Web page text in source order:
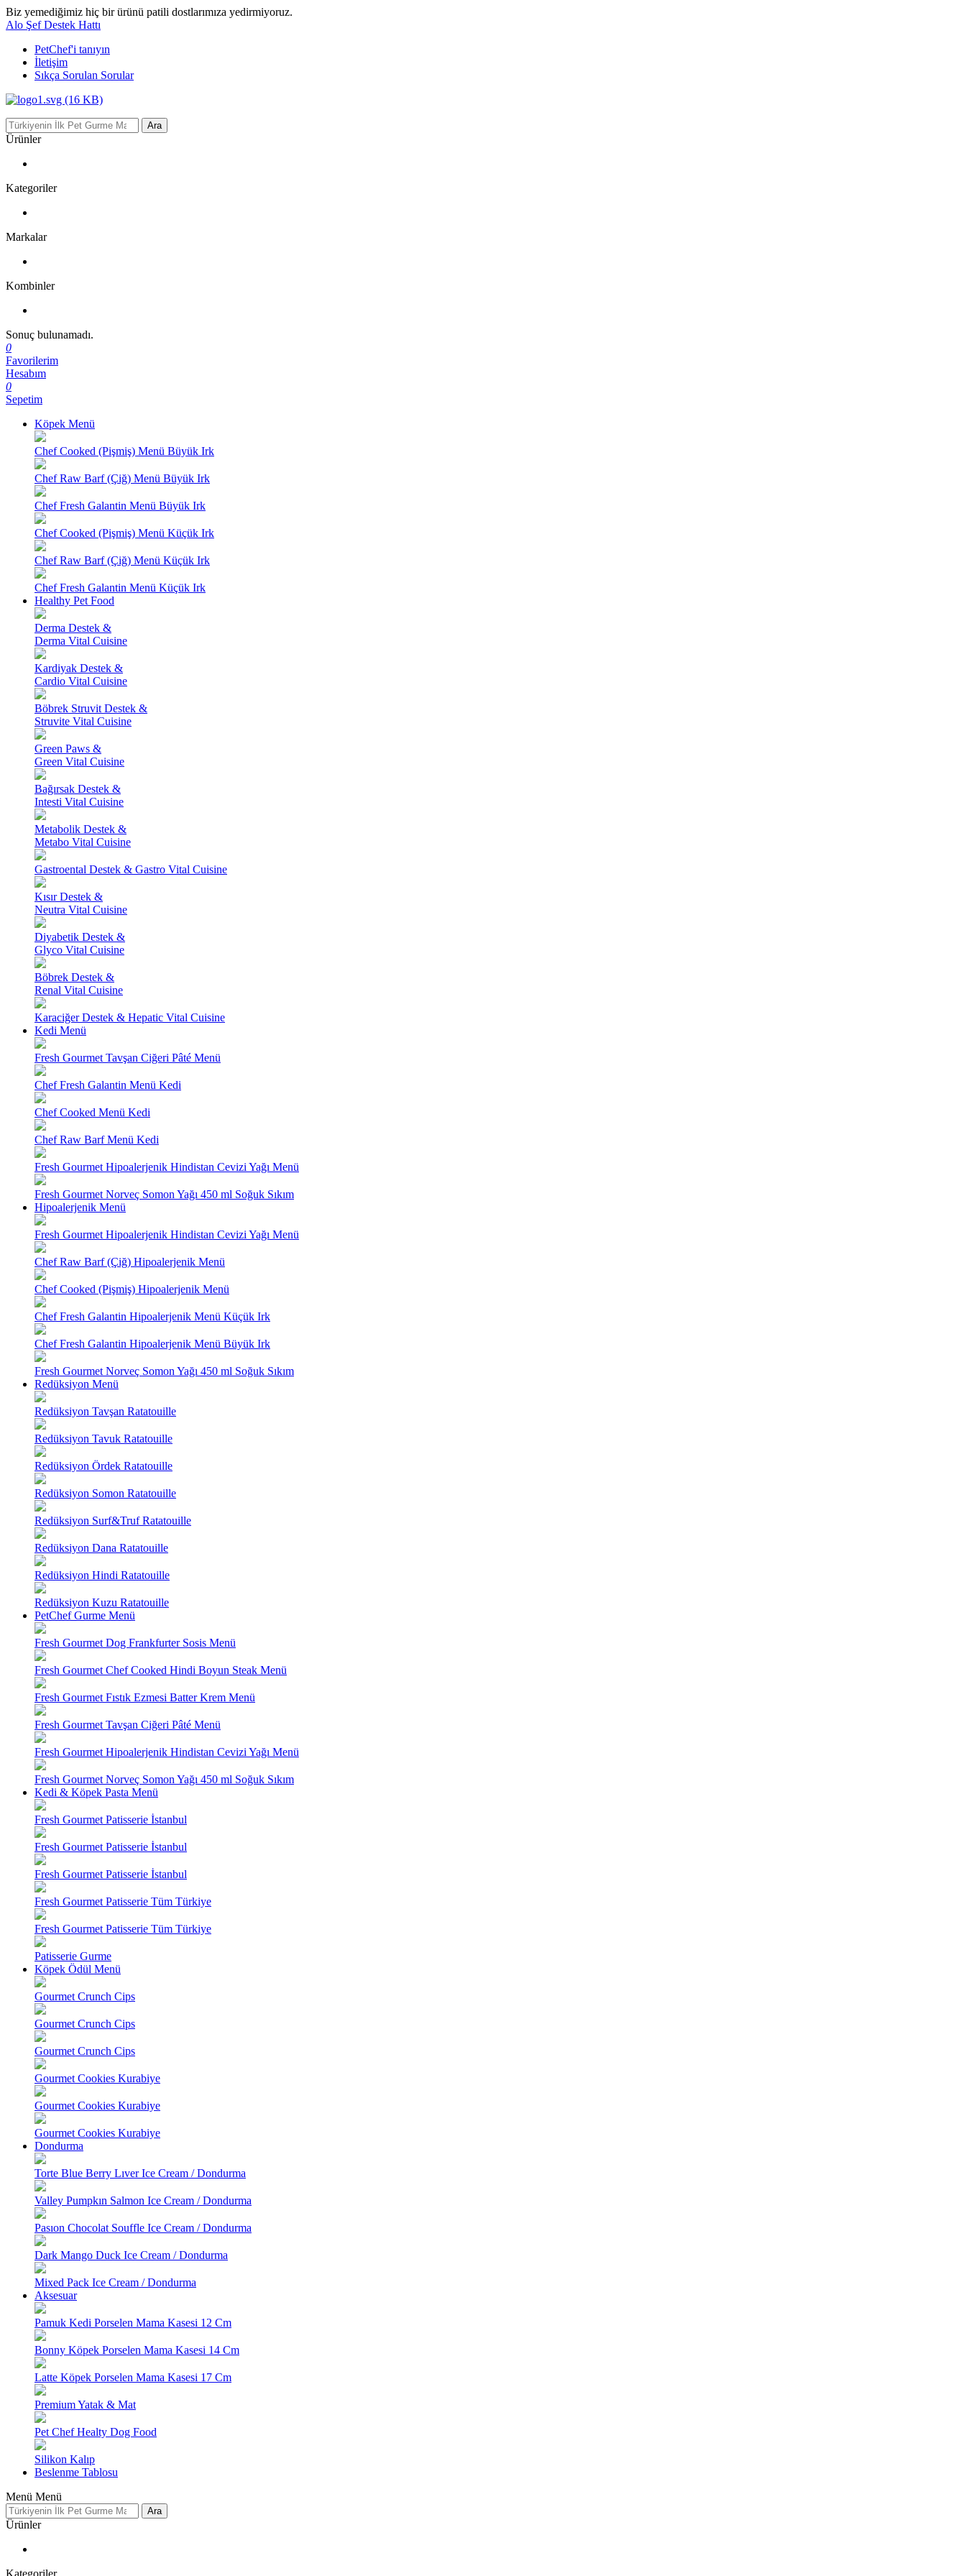
Biz yemediğimiz hiç bir ürünü patili dostlarımıza yedirmiyoruz.
Alo Şef Destek Hattı
PetChef'i tanıyın
İletişim
Sıkça Sorulan Sorular
Ara
Ürünler
Kategoriler
Markalar
Kombinler
Sonuç bulunamadı.
0
Favorilerim
Hesabım
0
Sepetim
Köpek Menü
Chef Cooked (Pişmiş) Menü Büyük Irk
Chef Raw Barf (Çiğ) Menü Büyük Irk
Chef Fresh Galantin Menü Büyük Irk
Chef Cooked (Pişmiş) Menü Küçük Irk
Chef Raw Barf (Çiğ) Menü Küçük Irk
Chef Fresh Galantin Menü Küçük Irk
Healthy Pet Food
Derma Destek &
Derma Vital Cuisine
Kardiyak Destek &
Cardio Vital Cuisine
Böbrek Struvit Destek &
Struvite Vital Cuisine
Green Paws &
Green Vital Cuisine
Bağırsak Destek &
Intesti Vital Cuisine
Metabolik Destek &
Metabo Vital Cuisine
Gastroental Destek & Gastro Vital Cuisine
Kısır Destek &
Neutra Vital Cuisine
Diyabetik Destek &
Glyco Vital Cuisine
Böbrek Destek &
Renal Vital Cuisine
Karaciğer Destek & Hepatic Vital Cuisine
Kedi Menü
Fresh Gourmet Tavşan Ciğeri Pâté Menü
Chef Fresh Galantin Menü Kedi
Chef Cooked Menü Kedi
Chef Raw Barf Menü Kedi
Fresh Gourmet Hipoalerjenik Hindistan Cevizi Yağı Menü
Fresh Gourmet Norveç Somon Yağı 450 ml Soğuk Sıkım
Hipoalerjenik Menü
Fresh Gourmet Hipoalerjenik Hindistan Cevizi Yağı Menü
Chef Raw Barf (Çiğ) Hipoalerjenik Menü
Chef Cooked (Pişmiş) Hipoalerjenik Menü
Chef Fresh Galantin Hipoalerjenik Menü Küçük Irk
Chef Fresh Galantin Hipoalerjenik Menü Büyük Irk
Fresh Gourmet Norveç Somon Yağı 450 ml Soğuk Sıkım
Redüksiyon Menü
Redüksiyon Tavşan Ratatouille
Redüksiyon Tavuk Ratatouille
Redüksiyon Ördek Ratatouille
Redüksiyon Somon Ratatouille
Redüksiyon Surf&Truf Ratatouille
Redüksiyon Dana Ratatouille
Redüksiyon Hindi Ratatouille
Redüksiyon Kuzu Ratatouille
PetChef Gurme Menü
Fresh Gourmet Dog Frankfurter Sosis Menü
Fresh Gourmet Chef Cooked Hindi Boyun Steak Menü
Fresh Gourmet Fıstık Ezmesi Batter Krem Menü
Fresh Gourmet Tavşan Ciğeri Pâté Menü
Fresh Gourmet Hipoalerjenik Hindistan Cevizi Yağı Menü
Fresh Gourmet Norveç Somon Yağı 450 ml Soğuk Sıkım
Kedi & Köpek Pasta Menü
Fresh Gourmet Patisserie İstanbul
Fresh Gourmet Patisserie İstanbul
Fresh Gourmet Patisserie İstanbul
Fresh Gourmet Patisserie Tüm Türkiye
Fresh Gourmet Patisserie Tüm Türkiye
Patisserie Gurme
Köpek Ödül Menü
Gourmet Crunch Cips
Gourmet Crunch Cips
Gourmet Crunch Cips
Gourmet Cookies Kurabiye
Gourmet Cookies Kurabiye
Gourmet Cookies Kurabiye
Dondurma
Torte Blue Berry Lıver Ice Cream / Dondurma
Valley Pumpkın Salmon Ice Cream / Dondurma
Pasıon Chocolat Souffle Ice Cream / Dondurma
Dark Mango Duck Ice Cream / Dondurma
Mixed Pack Ice Cream / Dondurma
Aksesuar
Pamuk Kedi Porselen Mama Kasesi 12 Cm
Bonny Köpek Porselen Mama Kasesi 14 Cm
Latte Köpek Porselen Mama Kasesi 17 Cm
Premium Yatak & Mat
Pet Chef Healty Dog Food
Silikon Kalıp
Beslenme Tablosu
Menü Menü
Ara
Ürünler
Kategoriler